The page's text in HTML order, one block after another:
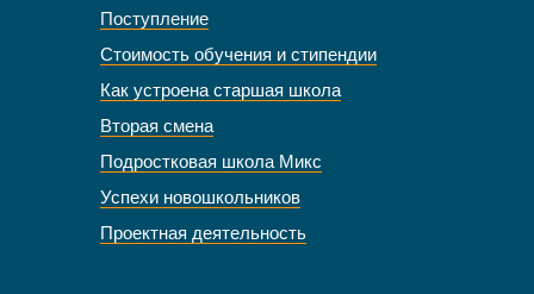
Поступление
Стоимость обучения и стипендии
Как устроена старшая школа
Вторая смена
Подростковая школа Микс
Успехи новошкольников
Проектная деятельность